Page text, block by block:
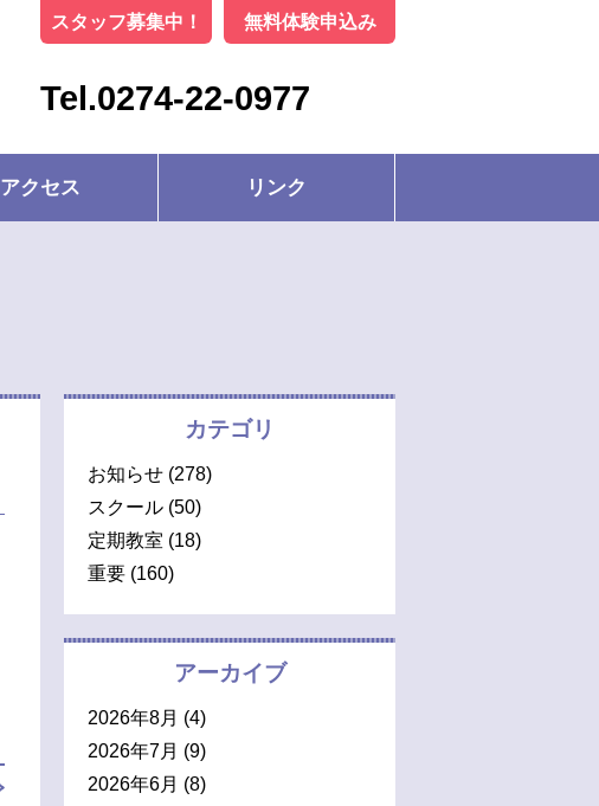
スタッフ募集中！ 無料体験申込み
Tel.0274-22-0977
アクセス リンク
カテゴリ
お知らせ (278)
スクール (50)
定期教室 (18)
重要 (160)
アーカイブ
2026年8月 (4)
2026年7月 (9)
2026年6月 (8)